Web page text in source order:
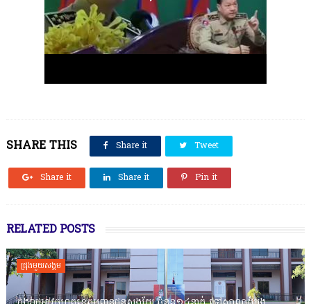
SHARE THIS Share it Tweet
Share it Share it Pin it
RELATED POSTS
ជ្រុងមួយសង្គម